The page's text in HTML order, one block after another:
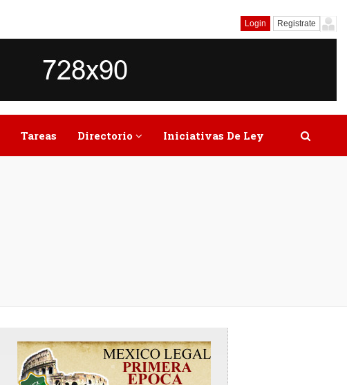
Login Registrate
Tareas Directorio Iniciativas De Ley